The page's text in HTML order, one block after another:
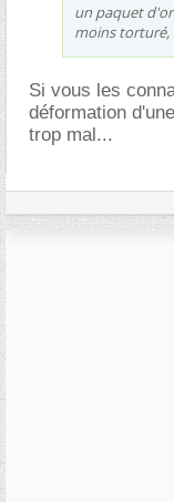
un paquet
moins torturé,
Si vous les
déformation
trop mal...